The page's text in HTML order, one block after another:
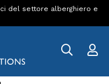
del settore alberghiero e